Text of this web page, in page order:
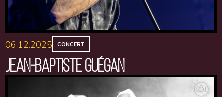
06.12.2025 CONCERT
JEAN-BAPTISTE GUÉGAN